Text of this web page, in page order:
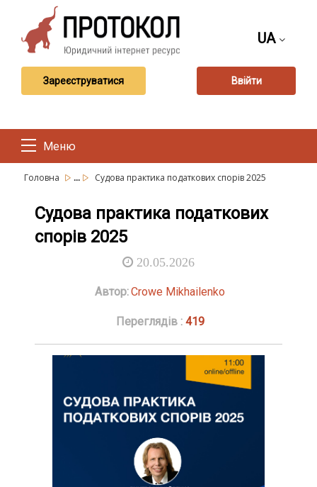
UA
Зареєструватися Ввійти
Меню
Головна ... Судова практика податкових спорів 2025
Судова практика податкових
спорів 2025
20.05.2026
Автор:Crowe Mikhailenko
Переглядів : 419